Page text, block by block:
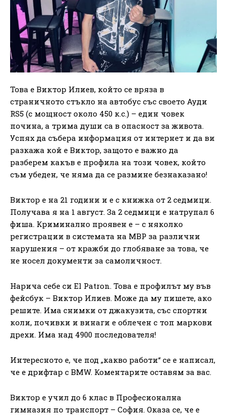
Това е Виктор Илиев, който се вряза в
страничното стъкло на автобус със своето Ауди
RS5 (с мощност около 450 к.с.) – един човек
почина, а трима души са в опасност за живота.
Успях да събера информация от интернет и да ви
разкажа кой е Виктор, защото е важно да
разберем какъв е профила на този човек, който
съм убеден, че няма да се размине безнаказано!
Виктор е на 21 години и е с книжка от 2 седмици.
Получава я на 1 август. За 2 седмици е натрупал 6
фиша. Криминално проявен е – с няколко
регистрации в системата на МВР за различни
нарушения – от кражби до глобяване за това, че
не носел документи за самоличност.
Нарича себе си El Patron. Това е профилът му във
фейсбук – Виктор Илиев. Може да му пишете, ако
решите. Има снимки от джакузита, със спортни
коли, почивки и винаги е облечен с топ маркови
дрехи. Има над 4900 последователя!
Интересното е, че под „какво работи“ се е написал,
че е дрифтар с BMW. Коментарите оставям за вас.
Виктор е учил до 6 клас в Професионална
гимназия по транспорт – София. Оказа се, че е